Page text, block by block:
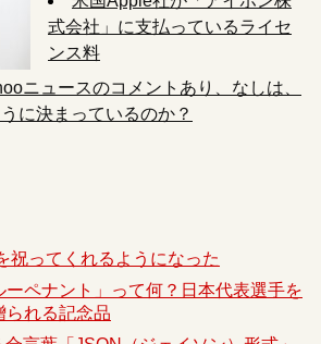
式会社」に支払っているライセ
ンス料
ニュースのコメントあり、なしは、
に決まっているのか？
祝ってくれるようになった
ーペナント」って何？日本代表選手を
られる記念品